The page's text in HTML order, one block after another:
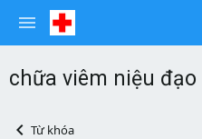
chữa viêm niệu đạo
Từ khóa